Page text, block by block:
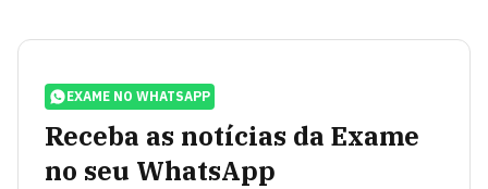
EXAME NO WHATSAPP
Receba as notícias da Exame
no seu WhatsApp